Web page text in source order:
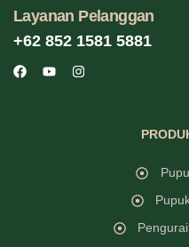
Layanan Pelanggan
+62 852 1581 5881